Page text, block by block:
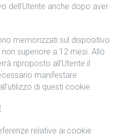
dell’Utente anche dopo aver
memorizzati sul dispositivo
superiore a 12 mesi. Allo
riproposto all’Utente il
manifestare
di questi cookie.
relative ai cookie